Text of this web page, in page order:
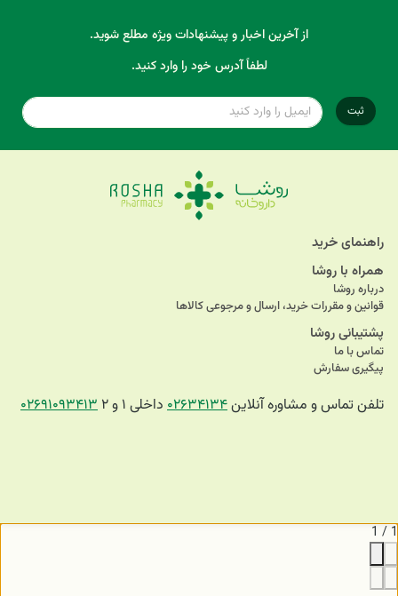
از آخرین اخبار و پیشنهادات ویژه مطلع شوید.
لطفاً آدرس خود را وارد کنید.
ثبت
راهنمای خرید
همراه با روشا
درباره روشا
قوانین و مقررات خرید، ارسال و مرجوعی کالاها
پشتیبانی روشا
تماس با ما
پیگیری سفارش
تلفن تماس و مشاوره آنلاین۰۲۶۳۴۱۳۴ داخلی ۱ و ۲ ۰۲۶۹۱۰۹۳۴۱۳
1
/
1